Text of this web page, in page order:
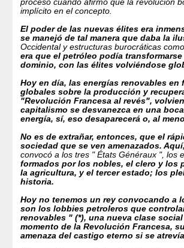
proceso cuando afirmó que la revolución
implícito en el concepto.
El poder de las nuevas élites era
se manejó de tal manera que daba la
Occidental y estructuras burocráticas
era que el petróleo podía
dominio, con las élites volviéndose
Hoy en día, las energías renovables
globales sobre la producción y
"Revolución Francesa al revés",
capitalismo se desvanezca en una
energía, sí, eso desaparecerá o, al
No es de extrañar, entonces, que el
sociedad que se ven amenazados.
convocó a los tres " États Généraux ", los
formados por los nobles, el clero y los
la agricultura, y el tercer estado; los
historia.
Hoy no tenemos un rey convocando a
son los lobbies petroleros que
renovables " (*), una nueva clase
momento de la Revolución Francesa,
amenaza del castigo eterno si se